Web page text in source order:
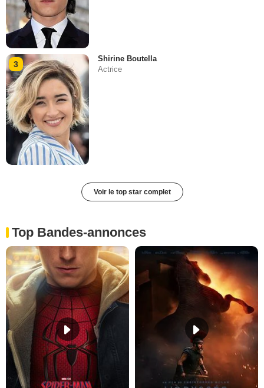
3
Shirine Boutella
Actrice
Voir le top star complet
Top Bandes-annonces